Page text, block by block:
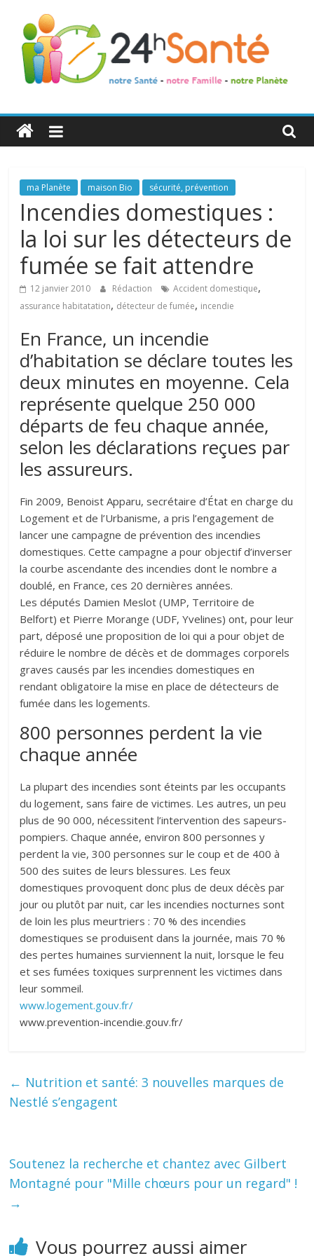
24h
Santé
La
santé
toute
famille
ma Planète maison Bio sécurité, prévention
Incendies domestiques :
la loi sur les détecteurs de
fumée se fait attendre
12 janvier 2010 Rédaction Accident domestique,
assurance habitatation, détecteur de fumée, incendie
En France, un incendie
d’habitation se déclare toutes les
deux minutes en moyenne. Cela
représente quelque 250 000
départs de feu chaque année,
selon les déclarations reçues par
les assureurs.
Fin 2009, Benoist Apparu, secrétaire d’État en charge du
Logement et de l’Urbanisme, a pris l’engagement de
lancer une campagne de prévention des incendies
domestiques. Cette campagne a pour objectif d’inverser
la courbe ascendante des incendies dont le nombre a
doublé, en France, ces 20 dernières années.
Les députés Damien Meslot (UMP, Territoire de
Belfort) et Pierre Morange (UDF, Yvelines) ont, pour leur
part, déposé une proposition de loi qui a pour objet de
réduire le nombre de décès et de dommages corporels
graves causés par les incendies domestiques en
rendant obligatoire la mise en place de détecteurs de
fumée dans les logements.
800 personnes perdent la vie
chaque année
La plupart des incendies sont éteints par les occupants
du logement, sans faire de victimes. Les autres, un peu
plus de 90 000, nécessitent l’intervention des sapeurs-
pompiers. Chaque année, environ 800 personnes y
perdent la vie, 300 personnes sur le coup et de 400 à
500 des suites de leurs blessures. Les feux
domestiques provoquent donc plus de deux décès par
jour ou plutôt par nuit, car les incendies nocturnes sont
de loin les plus meurtriers : 70 % des incendies
domestiques se produisent dans la journée, mais 70 %
des pertes humaines surviennent la nuit, lorsque le feu
et ses fumées toxiques surprennent les victimes dans
leur sommeil.
www.logement.gouv.fr/
www.prevention-incendie.gouv.fr/
← Nutrition et santé: 3 nouvelles marques de
Nestlé s’engagent
Soutenez la recherche et chantez avec Gilbert
Montagné pour "Mille chœurs pour un regard" !
→
Vous pourrez aussi aimer